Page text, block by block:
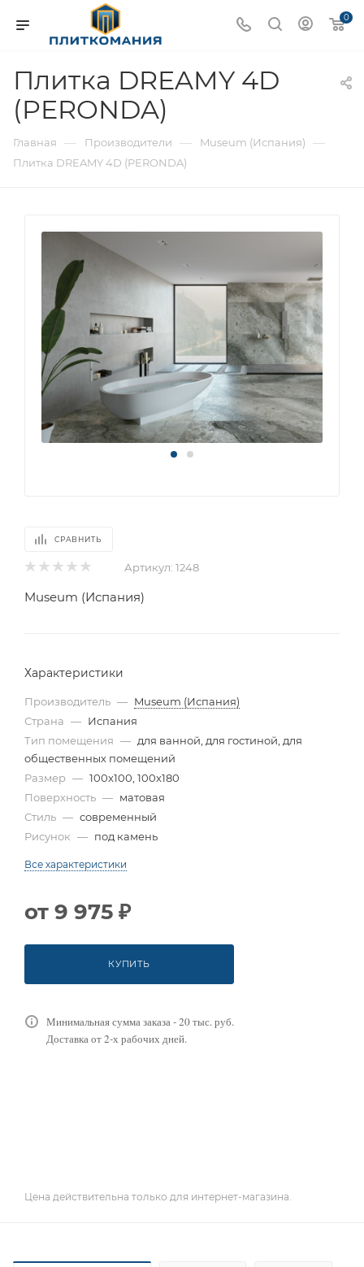
0
Плитка DREAMY 4D
(PERONDA)
Главная — Производители — Museum (Испания) —
Плитка DREAMY 4D (PERONDA)
СРАВНИТЬ
Артикул: 1248
Museum (Испания)
Характеристики
Производитель — Museum (Испания)
Страна — Испания
Тип помещения — для ванной, для гостиной, для
общественных помещений
Размер — 100x100, 100x180
Поверхность — матовая
Стиль — современный
Рисунок — под камень
Все характеристики
от 9 975 ₽
КУПИТЬ
Минимальная сумма заказа - 20 тыс. руб.
Доставка от 2-х рабочих дней.
Цена действительна только для интернет-магазина.